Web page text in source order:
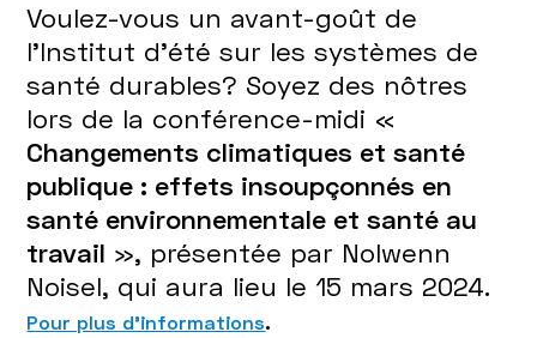
Voulez-vous un avant-goût de
l'Institut d'été sur les systèmes de
santé durables? Soyez des nôtres
lors de la conférence-midi «
Changements climatiques et santé
publique : effets insoupçonnés en
santé environnementale et santé au
travail », présentée par Nolwenn
Noisel, qui aura lieu le 15 mars 2024.
Pour plus d'informations.